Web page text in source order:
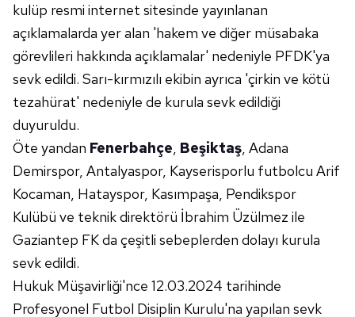
kulüp resmi internet sitesinde yayınlanan
açıklamalarda yer alan 'hakem ve diğer müsabaka
görevlileri hakkında açıklamalar' nedeniyle PFDK'ya
sevk edildi. Sarı-kırmızılı ekibin ayrıca 'çirkin ve kötü
tezahürat' nedeniyle de kurula sevk edildiği
duyuruldu.
Öte yandan Fenerbahçe, Beşiktaş, Adana
Demirspor, Antalyaspor, Kayserisporlu futbolcu Arif
Kocaman, Hatayspor, Kasımpaşa, Pendikspor
Kulübü ve teknik direktörü İbrahim Üzülmez ile
Gaziantep FK da çeşitli sebeplerden dolayı kurula
sevk edildi.
Hukuk Müşavirliği'nce 12.03.2024 tarihinde
Profesyonel Futbol Disiplin Kurulu'na yapılan sevk